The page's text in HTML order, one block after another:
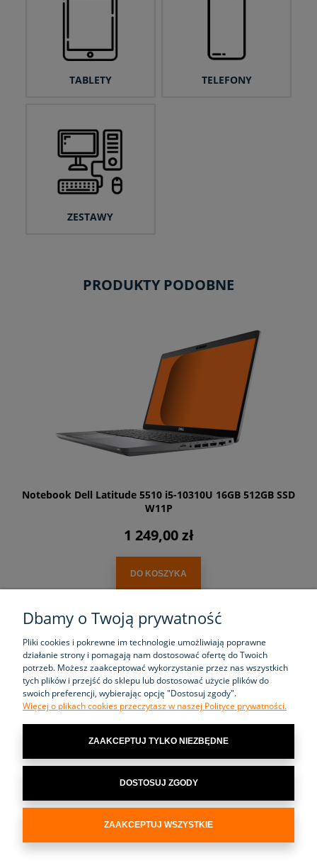
TABLETY TELEFONY
ZESTAWY
PRODUKTY PODOBNE
Notebook Dell Latitude 5510 i5-10310U 16GB 512GB SSD
W11P
1 249,00 zł
DO KOSZYKA
KATEGORIE
MOJE KONTO
INFORMACJE
Dbamy o Twoją prywatność
Pliki cookies i pokrewne im technologie umożliwiają poprawne
działanie strony i pomagają nam dostosować ofertę do Twoich
potrzeb. Możesz zaakceptować wykorzystanie przez nas wszystkich
tych plików i przejść do sklepu lub dostosować użycie plików do
swoich preferencji, wybierając opcję "Dostosuj zgody".
Więcej o plikach cookies przeczytasz w naszej Polityce prywatności.
ZAAKCEPTUJ TYLKO NIEZBĘDNE
DOSTOSUJ ZGODY
ZAAKCEPTUJ WSZYSTKIE